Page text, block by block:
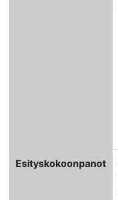
Esityskokoonpanot